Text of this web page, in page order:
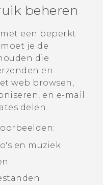
beheren
een beperkt
je de
die
en
web browsen,
en e-mail
delen.
en muziek